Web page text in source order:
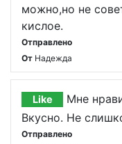
можно,но не
кислое.
Отправлено
От Надежда
Like
Мне
Вкусно. Не
Отправлено